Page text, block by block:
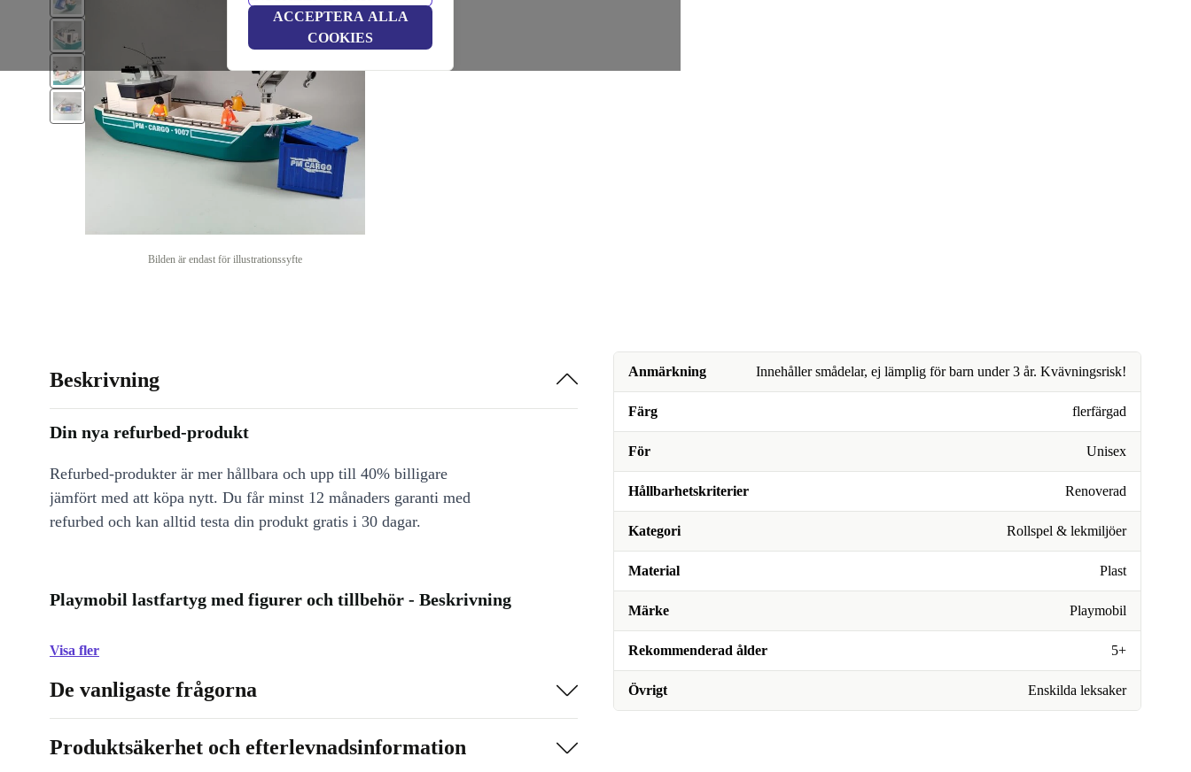
ACCEPTERA ALLA
COOKIES
Bilden är endast för illustrationssyfte
Anmärkning Innehåller smådelar, ej lämplig för barn under 3 år. Kvävningsrisk!
Färg flerfärgad
För Unisex
Hållbarhetskriterier Renoverad
Kategori Rollspel & lekmiljöer
Material Plast
Märke Playmobil
Rekommenderad ålder 5+
Övrigt Enskilda leksaker
Beskrivning
Din nya refurbed-produkt
Refurbed-produkter är mer hållbara och upp till 40% billigare
jämfört med att köpa nytt. Du får minst 12 månaders garanti med
refurbed och kan alltid testa din produkt gratis i 30 dagar.
Playmobil lastfartyg med figurer och tillbehör - Beskrivning
Visa fler
De vanligaste frågorna
Produktsäkerhet och efterlevnadsinformation